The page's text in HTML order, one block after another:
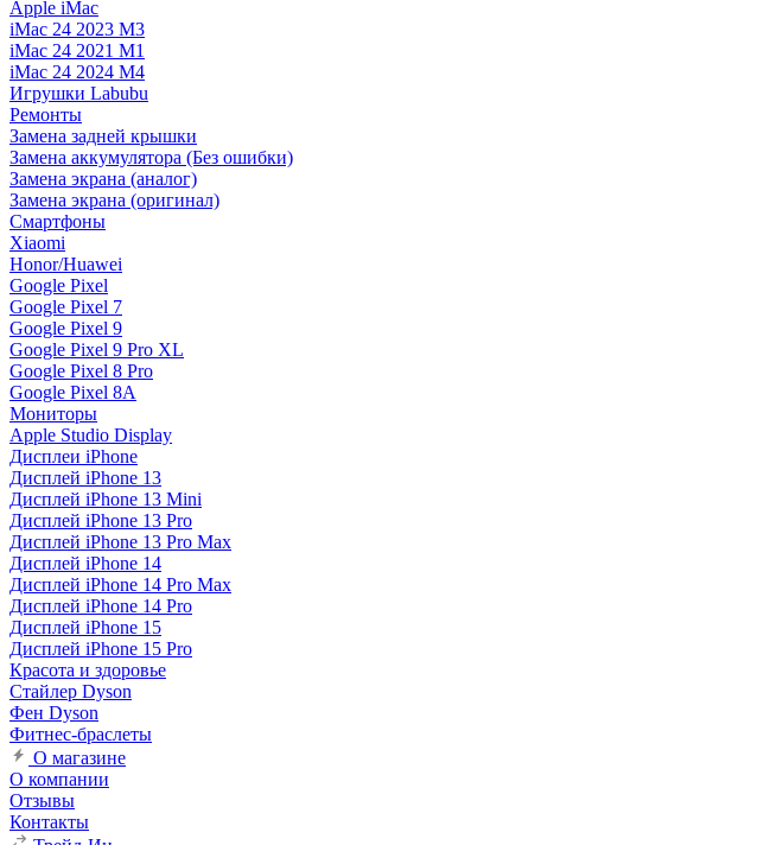
Apple iMac
iMac 24 2023 M3
iMac 24 2021 M1
iMac 24 2024 M4
Игрушки Labubu
Ремонты
Замена задней крышки
Замена аккумулятора (Без ошибки)
Замена экрана (аналог)
Замена экрана (оригинал)
Смартфоны
Xiaomi
Honor/Huawei
Google Pixel
Google Pixel 7
Google Pixel 9
Google Pixel 9 Pro XL
Google Pixel 8 Pro
Google Pixel 8A
Мониторы
Apple Studio Display
Дисплеи iPhone
Дисплей iPhone 13
Дисплей iPhone 13 Mini
Дисплей iPhone 13 Pro
Дисплей iPhone 13 Pro Max
Дисплей iPhone 14
Дисплей iPhone 14 Pro Max
Дисплей iPhone 14 Pro
Дисплей iPhone 15
Дисплей iPhone 15 Pro
Красота и здоровье
Стайлер Dyson
Фен Dyson
Фитнес-браслеты
О магазине
О компании
Отзывы
Контакты